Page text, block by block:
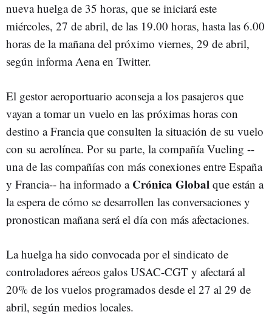
nueva huelga de 35 horas, que se iniciará este
miércoles, 27 de abril, de las 19.00 horas, hasta las 6.00
horas de la mañana del próximo viernes, 29 de abril,
según informa Aena en Twitter.
El gestor aeroportuario aconseja a los pasajeros que
vayan a tomar un vuelo en las próximas horas con
destino a Francia que consulten la situación de su vuelo
con su aerolínea. Por su parte, la compañía Vueling --
una de las compañías con más conexiones entre España
y Francia-- ha informado a Crónica Global que están a
la espera de cómo se desarrollen las conversaciones y
pronostican mañana será el día con más afectaciones.
La huelga ha sido convocada por el sindicato de
controladores aéreos galos USAC-CGT y afectará al
20% de los vuelos programados desde el 27 al 29 de
abril, según medios locales.